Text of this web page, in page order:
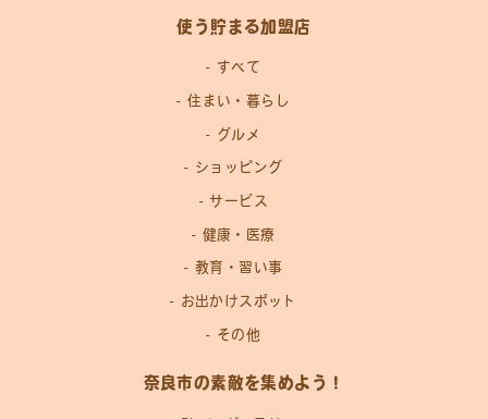
使う貯まる加盟店
すべて
住まい・暮らし
グルメ
ショッピング
サービス
健康・医療
教育・習い事
お出かけスポット
その他
奈良市の素敵を集めよう！